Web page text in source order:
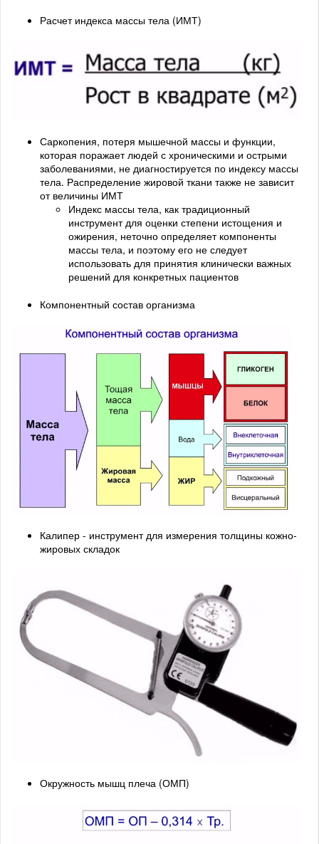
Расчет индекса массы тела (ИМТ)
Саркопения, потеря мышечной массы и функции,
которая поражает людей с хроническими и острыми
заболеваниями, не диагностируется по индексу массы
тела. Распределение жировой ткани также не зависит
от величины ИМТ
Индекс массы тела, как традиционный
инструмент для оценки степени истощения и
ожирения, неточно определяет компоненты
массы тела, и поэтому его не следует
использовать для принятия клинически важных
решений для конкретных пациентов
Компонентный состав организма
Калипер - инструмент для измерения толщины кожно-
жировых складок
Окружность мышц плеча (ОМП)